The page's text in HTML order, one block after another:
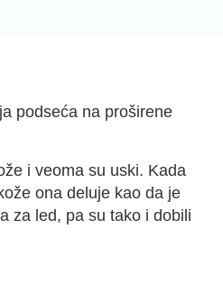
podseća na proširene
i veoma su uski. Kada
ona deluje kao da je
za led, pa su tako i dobili